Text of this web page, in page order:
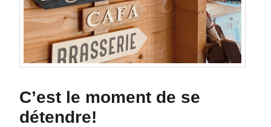
C’est le moment de se
détendre!